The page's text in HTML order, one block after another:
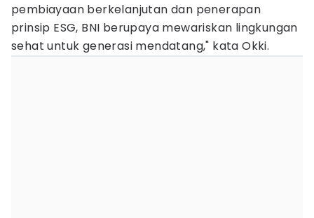
pembiayaan berkelanjutan dan penerapan
prinsip ESG, BNI berupaya mewariskan lingkungan
sehat untuk generasi mendatang," kata Okki.